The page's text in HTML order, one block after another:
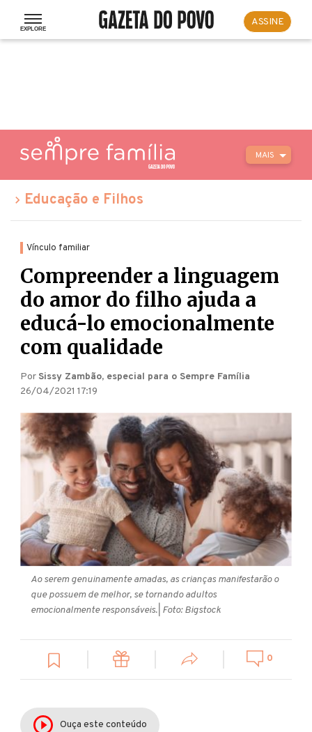
ASSINE
MAIS
Educação e Filhos
Vínculo familiar
Compreender a linguagem
do amor do filho ajuda a
educá-lo emocionalmente
com qualidade
Por Sissy Zambão, especial para o Sempre Família
26/04/2021 17:19
Ao serem genuinamente amadas, as crianças manifestarão o
que possuem de melhor, se tornando adultos
emocionalmente responsáveis.| Foto: Bigstock
0
Ouça este conteúdo